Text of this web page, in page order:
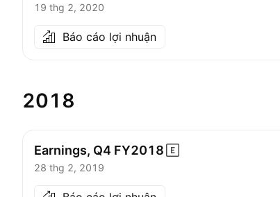
19 thg 2, 2020
Báo cáo lợi nhuận
2018
Earnings, Q4 FY2018
28 thg 2, 2019